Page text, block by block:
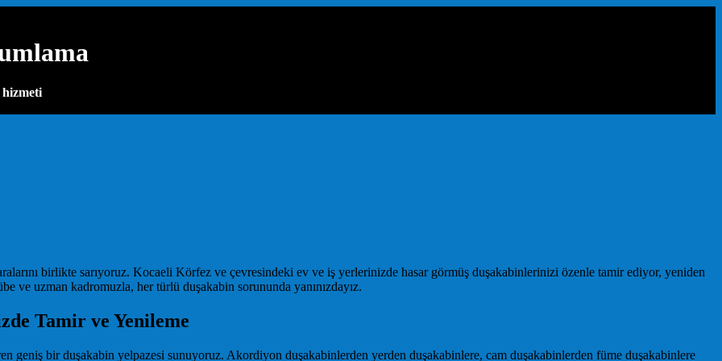
hizmeti
birlikte sarıyoruz. Kocaeli Körfez ve çevresindeki ev ve iş yerlerinizde hasar görmüş duşakabinlerinizi özenle tamir ediyor, yeniden
ve uzman kadromuzla, her türlü duşakabin sorununda yanınızdayız.
Tamir ve Yenileme
geniş bir duşakabin yelpazesi sunuyoruz. Akordiyon duşakabinlerden yerden duşakabinlere, cam duşakabinlerden füme duşakabinlere